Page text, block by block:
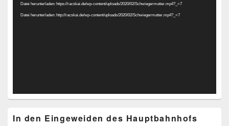
Datei herunterladen: https://racskai.de/wp-content/uploads/2020/02/Schwiegermutter.mp4?_=7
Datei herunterladen: http://racskai.de/wp-content/uploads/2020/02/Schwiegermutter.mp4?_=7
In den Eingeweiden des Hauptbahnhofs